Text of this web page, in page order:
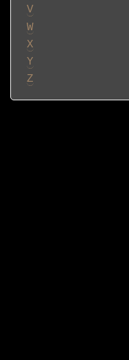
V
W
X
Y
Z